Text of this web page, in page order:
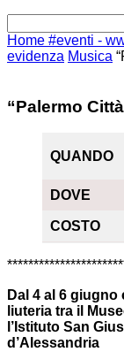
Home #eventi -
evidenza Musica
“Palermo
QUANDO
DOVE
COSTO
Dal 4 al 6
liuteria tra il
l’Istituto San
d’Alessandria